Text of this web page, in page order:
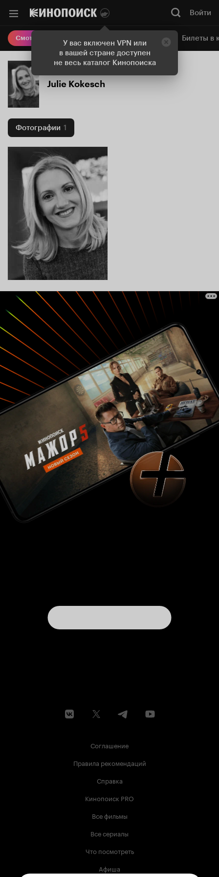
У вас включен VPN или
в вашей стране доступен
не весь каталог Кинопоиска
Войти
Смотреть кино Онлайн-кинотеатр Билеты в
Julie Kokesch
Фотографии 1
Соглашение
Правила рекомендаций
Справка
Кинопоиск PRO
Все фильмы
Все сериалы
Что посмотреть
Афиша